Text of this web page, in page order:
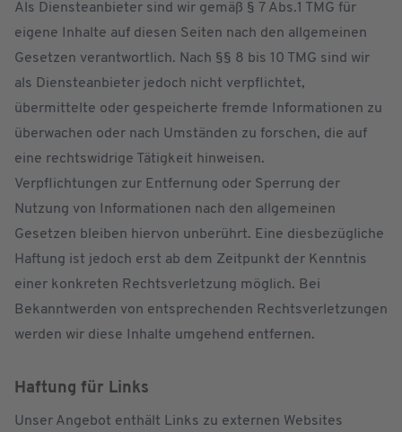
Als Diensteanbieter sind wir gemäß § 7 Abs.1 TMG für
eigene Inhalte auf diesen Seiten nach den allgemeinen
Gesetzen verantwortlich. Nach §§ 8 bis 10 TMG sind wir
als Diensteanbieter jedoch nicht verpflichtet,
übermittelte oder gespeicherte fremde Informationen zu
überwachen oder nach Umständen zu forschen, die auf
eine rechtswidrige Tätigkeit hinweisen.
Verpflichtungen zur Entfernung oder Sperrung der
Nutzung von Informationen nach den allgemeinen
Gesetzen bleiben hiervon unberührt. Eine diesbezügliche
Haftung ist jedoch erst ab dem Zeitpunkt der Kenntnis
einer konkreten Rechtsverletzung möglich. Bei
Bekanntwerden von entsprechenden Rechtsverletzungen
werden wir diese Inhalte umgehend entfernen.
Haftung für Links
Unser Angebot enthält Links zu externen Websites